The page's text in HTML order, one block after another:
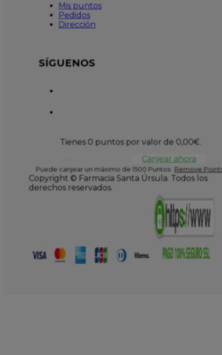
Mis puntos
Pedidos
Dirección
SÍGUENOS
Tienes 0 puntos por valor de 0,00€.
Canjear ahora
Puede canjear un máximo de 1500 Puntos Remove
Copyright © Farmacia Santa Úrsula. Todos los
derechos reservados.